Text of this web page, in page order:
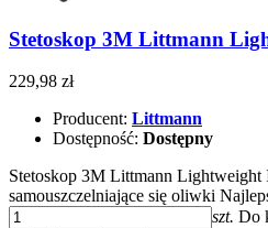
Stetoskop 3M Littmann
229,98 zł
Producent: Littmann
Dostępność: Dostępny
Stetoskop 3M Littmann
samouszczelniające się oliwki
szt. Do